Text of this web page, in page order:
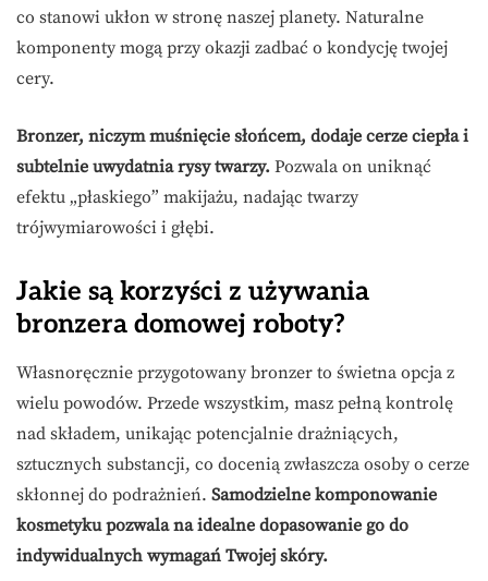
co stanowi ukłon w stronę naszej planety. Naturalne
komponenty mogą przy okazji zadbać o kondycję twojej
cery.
Bronzer, niczym muśnięcie słońcem, dodaje cerze ciepła i
subtelnie uwydatnia rysy twarzy. Pozwala on uniknąć
efektu „płaskiego” makijażu, nadając twarzy
trójwymiarowości i głębi.
Jakie są korzyści z używania
bronzera domowej roboty?
Własnoręcznie przygotowany bronzer to świetna opcja z
wielu powodów. Przede wszystkim, masz pełną kontrolę
nad składem, unikając potencjalnie drażniących,
sztucznych substancji, co docenią zwłaszcza osoby o cerze
skłonnej do podrażnień. Samodzielne komponowanie
kosmetyku pozwala na idealne dopasowanie go do
indywidualnych wymagań Twojej skóry.